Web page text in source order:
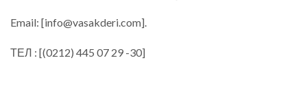
Email: [info@vasakderi.com].
ТЕЛ : [(0212) 445 07 29 -30]